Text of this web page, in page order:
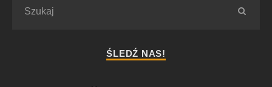
ŚLEDŹ NAS!